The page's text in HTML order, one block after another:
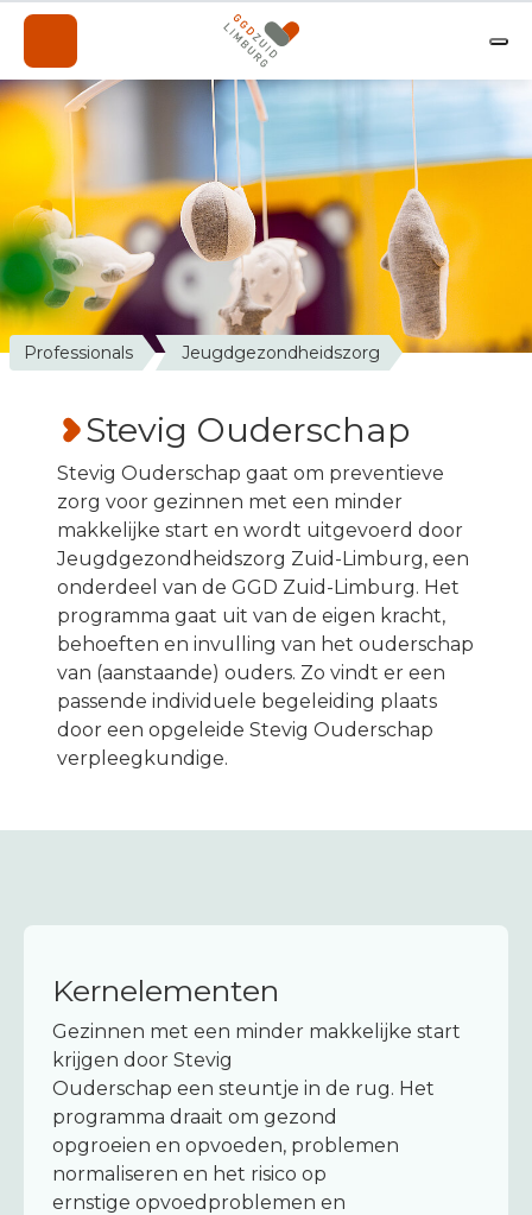
Professionals
Over de GGD
A-Z
Contact
Nieuws
Werken bij de GGD
Melding maken
Professionals Jeugdgezondheidszorg
Stevig Ouderschap
Stevig Ouderschap gaat om preventieve
zorg voor gezinnen met een minder
makkelijke start en wordt uitgevoerd door
Jeugdgezondheidszorg Zuid-Limburg, een
onderdeel van de GGD Zuid-Limburg. Het
programma gaat uit van de eigen kracht,
behoeften en invulling van het ouderschap
van (aanstaande) ouders. Zo vindt er een
passende individuele begeleiding plaats
door een opgeleide Stevig Ouderschap
verpleegkundige.
Kernelementen
Gezinnen met een minder makkelijke start
krijgen door Stevig
Ouderschap een steuntje in de rug. Het
programma draait om gezond
opgroeien en opvoeden, problemen
normaliseren en het risico op
ernstige opvoedproblemen en